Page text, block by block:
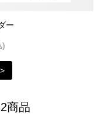
ー
)
>
商品